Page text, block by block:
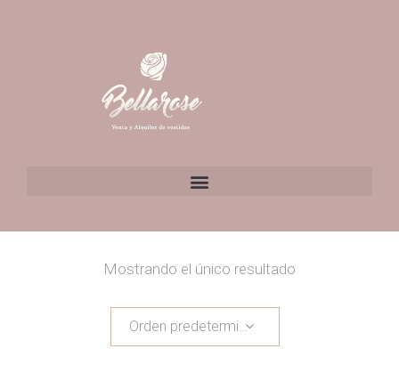
Mostrando el único resultado
Orden predeterminado